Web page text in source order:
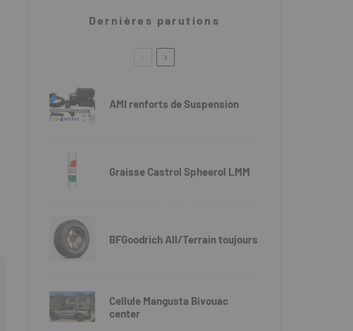
Dernières parutions
AMI renforts de Suspension
Graisse Castrol Spheerol LMM
BFGoodrich All/Terrain toujours
Cellule Mangusta Bivouac
center